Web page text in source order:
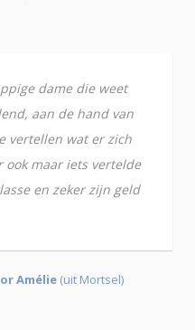
dame die weet
aan de hand van
vertellen wat er zich
ook maar iets vertelde
en zeker zijn geld
Amélie (uit Mortsel)